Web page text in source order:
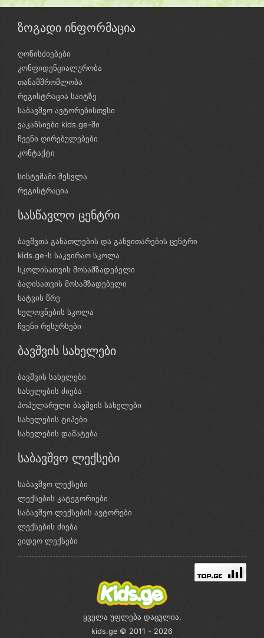
ზოგადი ინფორმაცია
ღონისძიებები
კონფიდენციალურობა
თანამშრომლობა
რეგისტრაცია საიტზე
საბავშვო ავტორებისთვსი
ვაკანსიები kids.ge-ში
ჩვენი ღირებულებები
კონტაქტი
სისტემაში შესვლა
რეგისტრაცია
სასწავლო ცენტრი
ბავშვთა განათლების და განვითარების ცენტრი
kids.ge-ს საკვირაო სკოლა
სკოლისათვის მოსამზადებელი
ბაღისათვის მოსამზადებელი
ხატვის წრე
ხელოვნების სკოლა
ჩვენი რესურსები
ბავშვის სახელები
ბავშვის სახელები
სახელების ძიება
პოპულარული ბავშვის სახელები
სახელების ტიპები
სახელების დამატება
საბავშვო ლექსები
საბავშვო ლექსები
ლექსების კატეგორიები
საბავშვო ლექსების ავტორები
ლექსების ძიება
ვიდეო ლექსები
ყველა უფლება დაცულია.
kids.ge © 2011 - 2026